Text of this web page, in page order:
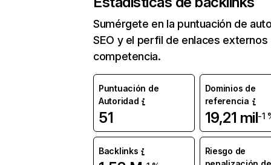
Sumérgete en la puntuación de
SEO y el perfil de enlaces externos
competencia.
Puntuación de
Autoridad
51
Dominios de
referencia
19,21 mil-1
Backlinks
Riesgo de